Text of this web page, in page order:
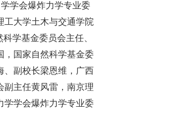
学会爆炸力学专业委
工大学土木与交通学院
学基金委员会主任、
，国家自然科学基金委
、副校长梁恩维，广西
副主任黄风雷，南京理
学学会爆炸力学专业委